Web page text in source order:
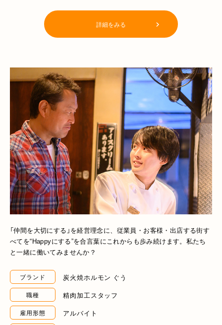
詳細をみる
「仲間を大切にする」を経営理念に、従業員・お客様・出店する街す
べてを“Happyにする”を合言葉にこれからも歩み続けます。私たち
と一緒に働いてみませんか？
ブランド 炭火焼ホルモン ぐう
職種 精肉加工スタッフ
雇用形態 アルバイト